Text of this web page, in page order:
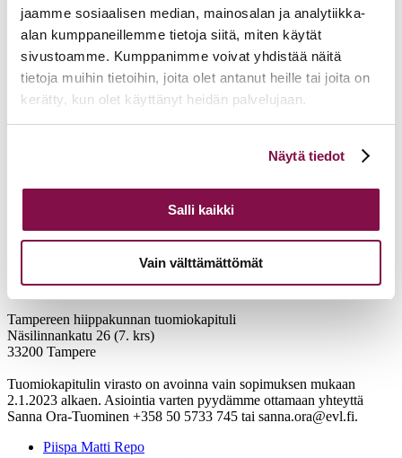
jaamme sosiaalisen median, mainosalan ja analytiikka-
alan kumppaneillemme tietoja siitä, miten käytät
sivustoamme. Kumppanimme voivat yhdistää näitä
tietoja muihin tietoihin, joita olet antanut heille tai joita on
kerätty, kun olet käyttänyt heidän palvelujaan.
linkistä.
Näytä tiedot
Salli kaikki
Vain välttämättömät
Tampereen hiippakunnan tuomiokapituli
Näsilinnankatu 26 (7. krs)
33200 Tampere
Tuomiokapitulin virasto on avoinna vain sopimuksen mukaan
2.1.2023 alkaen. Asiointia varten pyydämme ottamaan yhteyttä
Sanna Ora-Tuominen +358 50 5733 745 tai sanna.ora@evl.fi.
Piispa Matti Repo